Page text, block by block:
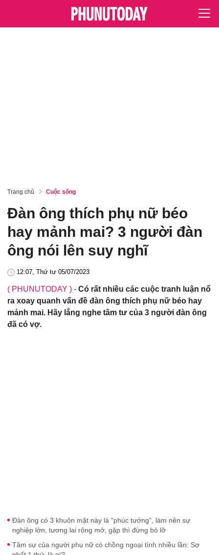
Trang chủ Cuộc sống
Đàn ông thích phụ nữ béo
hay mảnh mai? 3 người đàn
ông nói lên suy nghĩ
12:07, Thứ tư 05/07/2023
( PHUNUTODAY ) - Có rất nhiều các cuộc tranh luận nổ
ra xoay quanh vấn đề đàn ông thích phụ nữ béo hay
mảnh mai. Hãy lắng nghe tâm tư của 3 người đàn ông
đã có vợ.
Đàn ông có 3 khuôn mặt này là "phúc tướng", làm nên sự
nghiệp lớn, tương lai rộng mở, gặp thì đừng bỏ lỡ
Tâm sự của người phụ nữ có chồng ngoại tình nhiều lần: Sợ